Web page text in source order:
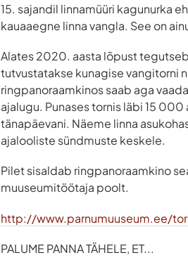
15. sajandil linnamüüri kagunurka
kauaaegne linna vangla. See on
Alates 2020. aasta lõpust
tutvustatakse kunagise vangitorni
ringpanoraamkinos saab aga
ajalugu. Punases tornis läbi 15
tänapäevani. Näeme linna
ajalooliste sündmuste keskele.
Pilet sisaldab ringpanoraamkino
muuseumitöötaja poolt.
http://www.parnumuuseum.ee/
PALUME PANNA TÄHELE, ET...